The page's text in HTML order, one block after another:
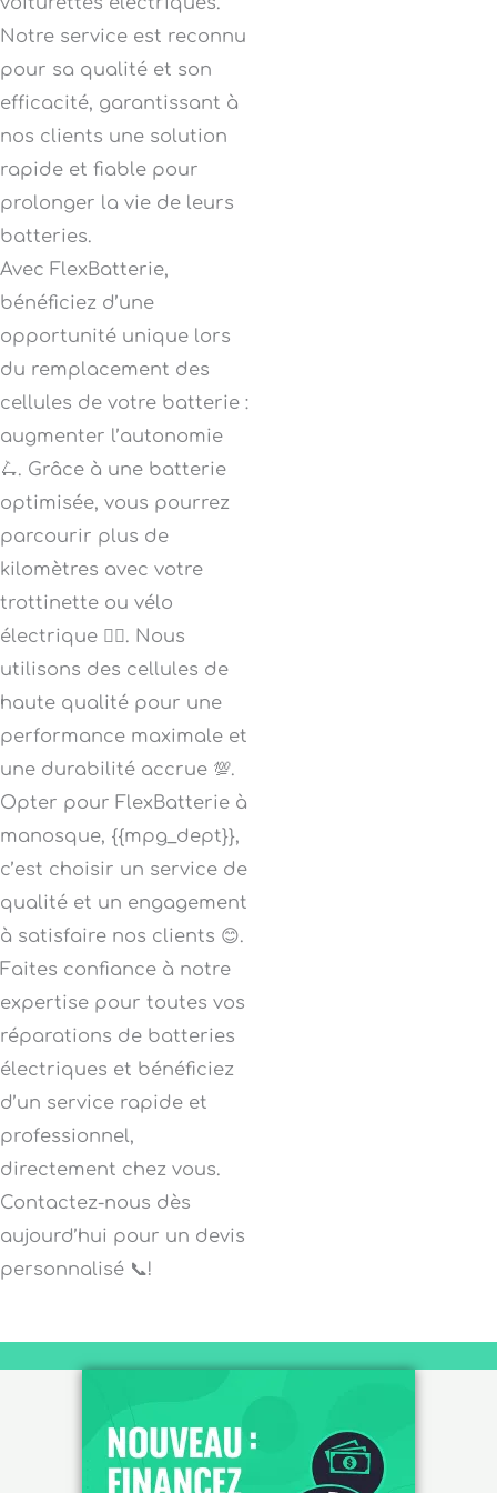
Notre service est reconnu
pour sa qualité et son
efficacité, garantissant à
nos clients une solution
rapide et fiable pour
prolonger la vie de leurs
batteries.
Avec FlexBatterie,
bénéficiez d’une
opportunité unique lors
du remplacement des
cellules de votre batterie :
augmenter l’autonomie
🛴. Grâce à une batterie
optimisée, vous pourrez
parcourir plus de
kilomètres avec votre
trottinette ou vélo
électrique 🚴‍♀️. Nous
utilisons des cellules de
haute qualité pour une
performance maximale et
une durabilité accrue 💯.
Opter pour FlexBatterie à
manosque, {{mpg_dept}},
c’est choisir un service de
qualité et un engagement
à satisfaire nos clients 😊.
Faites confiance à notre
expertise pour toutes vos
réparations de batteries
électriques et bénéficiez
d’un service rapide et
professionnel,
directement chez vous.
Contactez-nous dès
aujourd’hui pour un devis
personnalisé 📞!